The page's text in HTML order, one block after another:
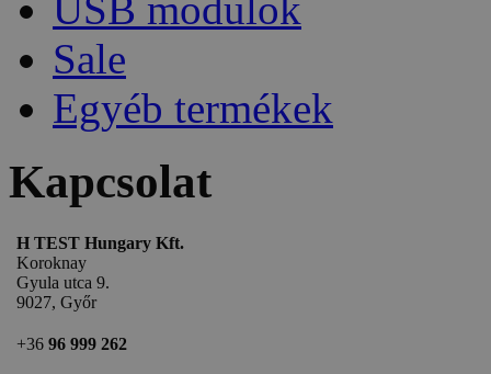
Sale
Egyéb termékek
Kapcsolat
H TEST Hungary Kft.
Koroknay
Gyula utca 9.
9027, Győr
+36 96 999 262